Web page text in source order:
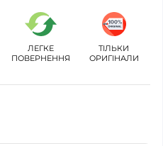
ЛЕГКЕ
ПОВЕРНЕННЯ
ТІЛЬКИ
ОРИГІНАЛИ